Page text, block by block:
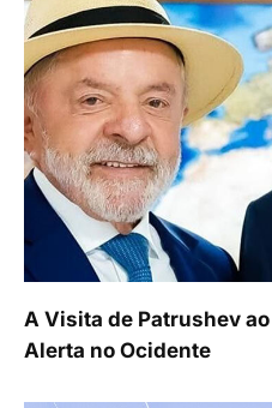
A Visita de Patrushev
Alerta no Ocidente